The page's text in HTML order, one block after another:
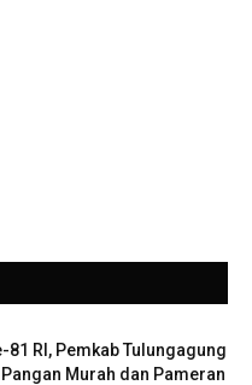
81 RI, Pemkab Tulungagung
Murah dan Pameran